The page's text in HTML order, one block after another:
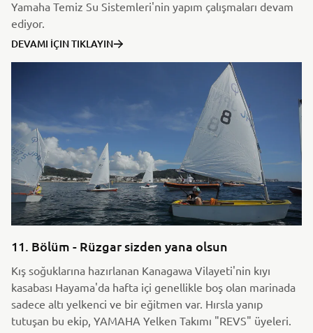
Yamaha Temiz Su Sistemleri'nin yapım çalışmaları devam
ediyor.
DEVAMI İÇIN TIKLAYIN
11. Bölüm - Rüzgar sizden yana olsun
Kış soğuklarına hazırlanan Kanagawa Vilayeti'nin kıyı
kasabası Hayama'da hafta içi genellikle boş olan marinada
sadece altı yelkenci ve bir eğitmen var. Hırsla yanıp
tutuşan bu ekip, YAMAHA Yelken Takımı "REVS" üyeleri.